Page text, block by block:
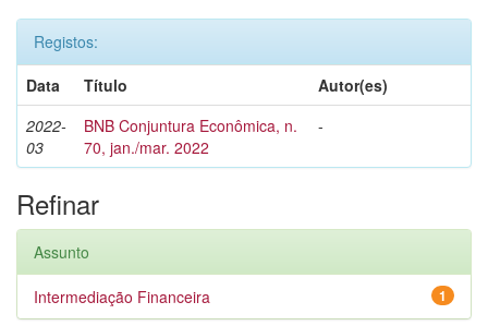
Registos:
Data
Título
Autor(es)
2022-
03
BNB Conjuntura Econômica, n.
70, jan./mar. 2022
-
Refinar
Assunto
1
Intermediação Financeira